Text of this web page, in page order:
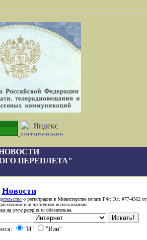
ПЕРЕПЛЕТА"
Новости
о регистрации в Министерстве печати РФ: Эл. #77-4362 от
полном или частичном использовании
на www.pereplet.ru обязательна.
"И" "Или"